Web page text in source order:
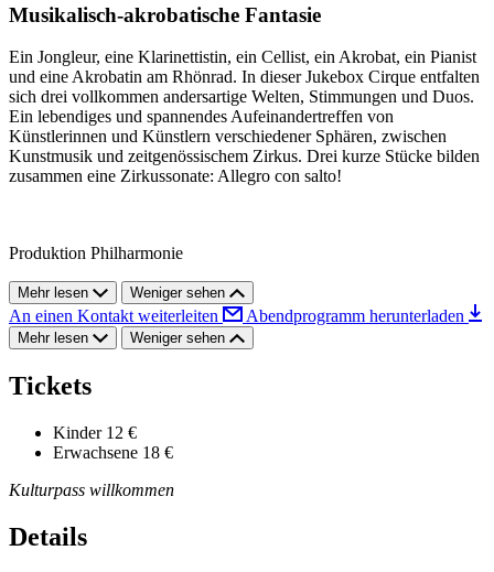
Musikalisch-akrobatische Fantasie
Ein Jongleur, eine Klarinettistin, ein Cellist, ein Akrobat, ein Pianist
und eine Akrobatin am Rhönrad. In dieser Jukebox Cirque entfalten
sich drei vollkommen andersartige Welten, Stimmungen und Duos.
Ein lebendiges und spannendes Aufeinandertreffen von
Künstlerinnen und Künstlern verschiedener Sphären, zwischen
Kunstmusik und zeitgenössischem Zirkus. Drei kurze Stücke bilden
zusammen eine Zirkussonate: Allegro con salto!
Produktion Philharmonie
Mehr lesen Weniger sehen
An einen Kontakt weiterleiten Abendprogramm herunterladen
Mehr lesen Weniger sehen
Tickets
Kinder 12 €
Erwachsene 18 €
Kulturpass willkommen
Details